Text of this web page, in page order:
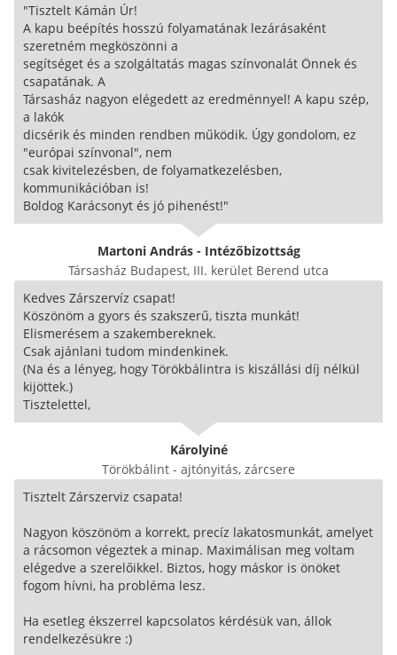
"Tisztelt Kámán Úr!
A kapu beépítés hosszú folyamatának lezárásaként
szeretném megköszönni a
segítséget és a szolgáltatás magas színvonalát Önnek és
csapatának. A
Társasház nagyon elégedett az eredménnyel! A kapu szép,
a lakók
dicsérik és minden rendben működik. Úgy gondolom, ez
"európai színvonal", nem
csak kivitelezésben, de folyamatkezelésben,
kommunikációban is!
Boldog Karácsonyt és jó pihenést!"
Martoni András - Intézőbizottság
Társasház Budapest, III. kerület Berend utca
Kedves Zárszervíz csapat!
Köszönöm a gyors és szakszerű, tiszta munkát!
Elismerésem a szakembereknek.
Csak ajánlani tudom mindenkinek.
(Na és a lényeg, hogy Törökbálintra is kiszállási díj nélkül
kijöttek.)
Tisztelettel,
Károlyiné
Törökbálint - ajtónyitás, zárcsere
Tisztelt Zárszerviz csapata!
Nagyon köszönöm a korrekt, precíz lakatosmunkát, amelyet
a rácsomon végeztek a minap. Maximálisan meg voltam
elégedve a szerelőikkel. Biztos, hogy máskor is önöket
fogom hívni, ha probléma lesz.
Ha esetleg ékszerrel kapcsolatos kérdésük van, állok
rendelkezésükre :)